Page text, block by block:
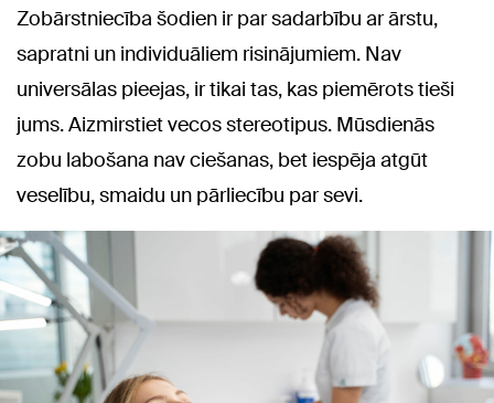
Zobārstniecība šodien ir par sadarbību ar ārstu,
sapratni un individuāliem risinājumiem. Nav
universālas pieejas, ir tikai tas, kas piemērots tieši
jums. Aizmirstiet vecos stereotipus. Mūsdienās
zobu labošana nav ciešanas, bet iespēja atgūt
veselību, smaidu un pārliecību par sevi.